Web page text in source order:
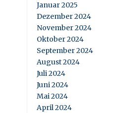
Januar 2025
Dezember 2024
November 2024
Oktober 2024
September 2024
August 2024
Juli 2024
Juni 2024
Mai 2024
April 2024